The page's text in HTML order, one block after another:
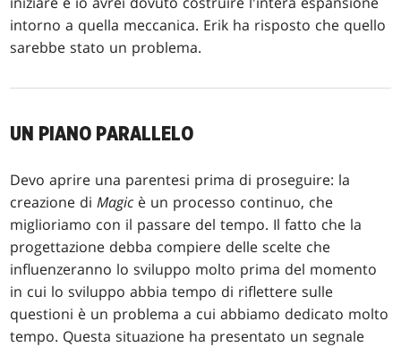
intorno a quella meccanica. Erik ha risposto che quello
sarebbe stato un problema.
UN PIANO PARALLELO
Devo aprire una parentesi prima di proseguire: la
creazione diMagic è un processo continuo, che
miglioriamo con il passare del tempo. Il fatto che la
progettazione debba compiere delle scelte che
influenzeranno lo sviluppo molto prima del momento
in cui lo sviluppo abbia tempo di riflettere sulle
questioni è un problema a cui abbiamo dedicato molto
tempo. Questa situazione ha presentato un segnale